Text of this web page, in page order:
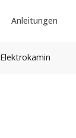
Anleitungen
Elektrokamin